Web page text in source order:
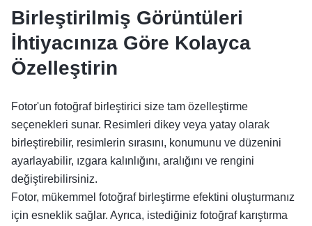
Birleştirilmiş Görüntüleri
İhtiyacınıza Göre Kolayca
Özelleştirin
Fotor'un fotoğraf birleştirici size tam özelleştirme
seçenekleri sunar. Resimleri dikey veya yatay olarak
birleştirebilir, resimlerin sırasını, konumunu ve düzenini
ayarlayabilir, ızgara kalınlığını, aralığını ve rengini
değiştirebilirsiniz.
Fotor, mükemmel fotoğraf birleştirme efektini oluşturmanız
için esneklik sağlar. Ayrıca, istediğiniz fotoğraf karıştırma